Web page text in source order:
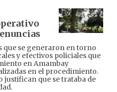
que se generaron en torno
y efectivos policiales que
en Amambay
en el procedimiento.
justifican que se trataba de